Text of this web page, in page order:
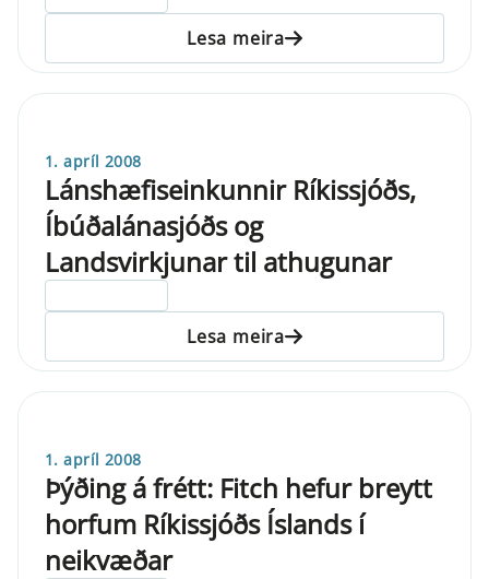
Lesa meira
1. apríl 2008
Lánshæfiseinkunnir Ríkissjóðs,
Íbúðalánasjóðs og
Landsvirkjunar til athugunar
Lesa meira
1. apríl 2008
Þýðing á frétt: Fitch hefur breytt
horfum Ríkissjóðs Íslands í
neikvæðar